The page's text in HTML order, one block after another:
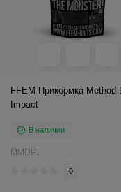
FFEM Прикормка Method
Impact
В наличии
MMDI-1
0